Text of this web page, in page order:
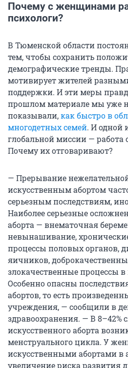
Почему с женщинами
психологи?
В Тюменской области
тем, чтобы сохранить
демографические тренды.
мотивирует жителей
поддержки. И эти меры
прошлом материале мы уже
показывали,как быстро в
многодетных семей. И одной
глобальной миссии —
Почему их отговаривают?
— Прерывание
искусственным абортом
серьезным последствиям,
Наиболее серьезные
аборта — внематочная
невынашивание,
процессы половых органов,
яичников,
злокачественные процессы
Особенно опасны
абортов, то есть
учреждения, — сообщили в
здравоохранения. — В 8–42%
искусственного аборта
менструального цикла. У
искусственными абортами в
увеличение риска развития